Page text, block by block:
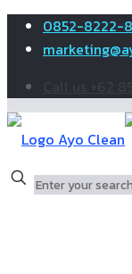
0852-8222-